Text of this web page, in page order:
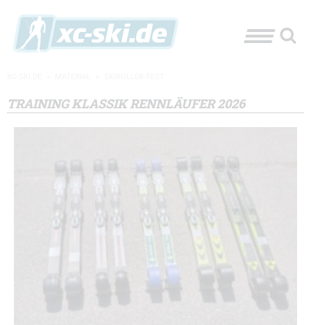
TRAINING KLASSIK RENNLÄUFER 2026